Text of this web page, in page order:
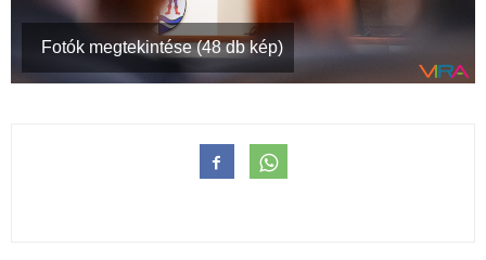
Fotók megtekintése (48 db kép)